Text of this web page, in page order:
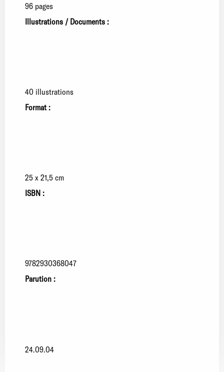
96 pages
Illustrations / Documents :
40 illustrations
Format :
25 x 21,5 cm
ISBN :
9782930368047
Parution :
24.09.04